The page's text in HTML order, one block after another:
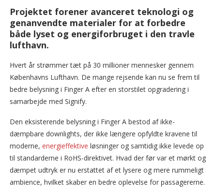
Projektet forener avanceret teknologi og
genanvendte materialer for at forbedre
både lyset og energiforbruget i den travle
lufthavn.
Hvert år strømmer tæt på 30 millioner mennesker gennem
Københavns Lufthavn. De mange rejsende kan nu se frem til
bedre belysning i Finger A efter en storstilet opgradering i
samarbejde med Signify.
Den eksisterende belysning i Finger A bestod af ikke-
dæmpbare downlights, der ikke længere opfyldte kravene til
moderne, energieffektive løsninger og samtidig ikke levede op
til standarderne i RoHS-direktivet. Hvad der før var et mørkt og
dæmpet udtryk er nu erstattet af et lysere og mere rummeligt
ambience, hvilket skaber en bedre oplevelse for passagererne.